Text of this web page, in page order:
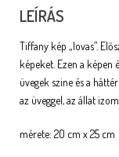
LEÍRÁS
Tiffany kép „lovas”.
képeket. Ezen a képen
üvegek szine és a
az üveggel, az állat
mérete: 20 cm x 25 cm